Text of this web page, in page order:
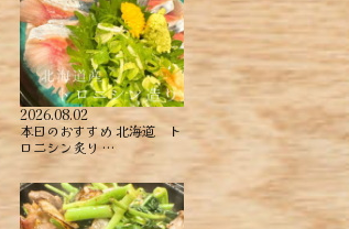
2026.08.02
本日のおすすめ ︎北海道 ト
ロニシン炙り …